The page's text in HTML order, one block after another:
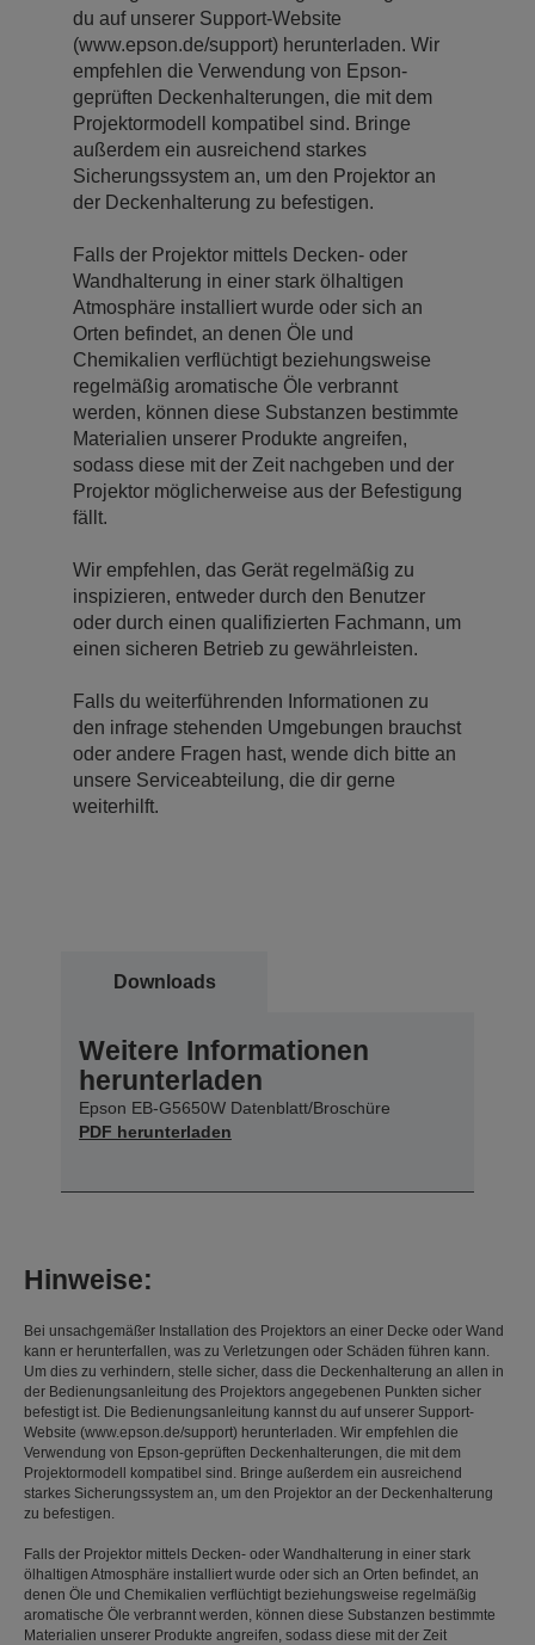
du auf unserer Support-Website
(www.epson.de/support) herunterladen. Wir
empfehlen die Verwendung von Epson-
geprüften Deckenhalterungen, die mit dem
Projektormodell kompatibel sind. Bringe
außerdem ein ausreichend starkes
Sicherungssystem an, um den Projektor an
der Deckenhalterung zu befestigen.
Falls der Projektor mittels Decken- oder
Wandhalterung in einer stark ölhaltigen
Atmosphäre installiert wurde oder sich an
Orten befindet, an denen Öle und
Chemikalien verflüchtigt beziehungsweise
regelmäßig aromatische Öle verbrannt
werden, können diese Substanzen bestimmte
Materialien unserer Produkte angreifen,
sodass diese mit der Zeit nachgeben und der
Projektor möglicherweise aus der Befestigung
fällt.
Wir empfehlen, das Gerät regelmäßig zu
inspizieren, entweder durch den Benutzer
oder durch einen qualifizierten Fachmann, um
einen sicheren Betrieb zu gewährleisten.
Falls du weiterführenden Informationen zu
den infrage stehenden Umgebungen brauchst
oder andere Fragen hast, wende dich bitte an
unsere Serviceabteilung, die dir gerne
weiterhilft.
Downloads
Weitere Informationen
herunterladen
Epson EB-G5650W Datenblatt/Broschüre
PDF herunterladen
Hinweise:
Bei unsachgemäßer Installation des Projektors an einer Decke oder Wand
kann er herunterfallen, was zu Verletzungen oder Schäden führen kann.
Um dies zu verhindern, stelle sicher, dass die Deckenhalterung an allen in
der Bedienungsanleitung des Projektors angegebenen Punkten sicher
befestigt ist. Die Bedienungsanleitung kannst du auf unserer Support-
Website (www.epson.de/support) herunterladen. Wir empfehlen die
Verwendung von Epson-geprüften Deckenhalterungen, die mit dem
Projektormodell kompatibel sind. Bringe außerdem ein ausreichend
starkes Sicherungssystem an, um den Projektor an der Deckenhalterung
zu befestigen.
Falls der Projektor mittels Decken- oder Wandhalterung in einer stark
ölhaltigen Atmosphäre installiert wurde oder sich an Orten befindet, an
denen Öle und Chemikalien verflüchtigt beziehungsweise regelmäßig
aromatische Öle verbrannt werden, können diese Substanzen bestimmte
Materialien unserer Produkte angreifen, sodass diese mit der Zeit